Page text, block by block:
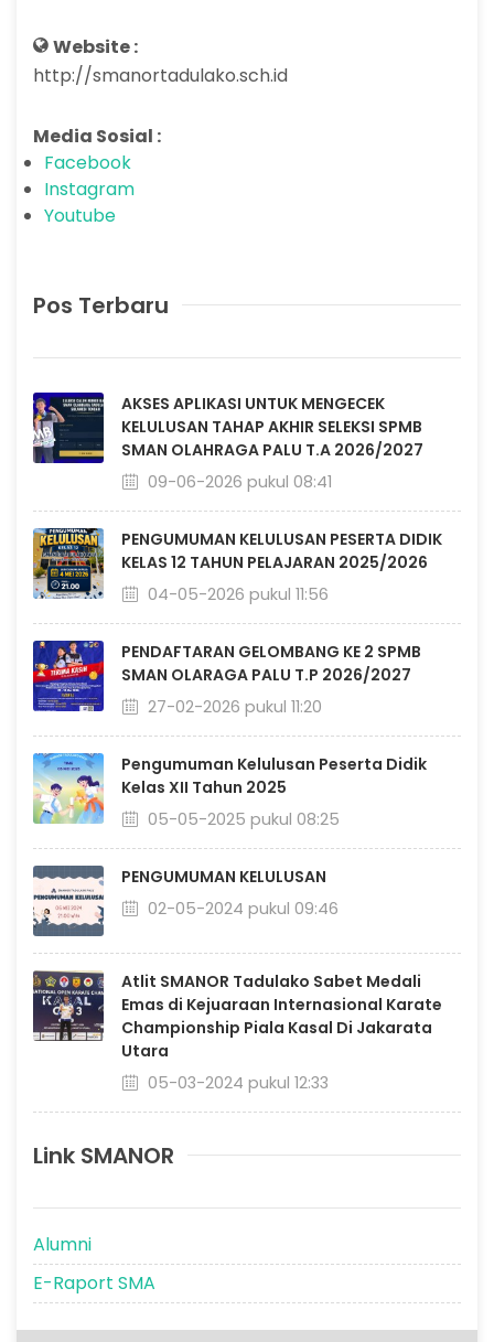
Website :
http://smanortadulako.sch.id
Media Sosial :
Facebook
Instagram
Youtube
Pos Terbaru
AKSES APLIKASI UNTUK MENGECEK
KELULUSAN TAHAP AKHIR SELEKSI SPMB
SMAN OLAHRAGA PALU T.A 2026/2027
09-06-2026 pukul 08:41
PENGUMUMAN KELULUSAN PESERTA DIDIK
KELAS 12 TAHUN PELAJARAN 2025/2026
04-05-2026 pukul 11:56
PENDAFTARAN GELOMBANG KE 2 SPMB
SMAN OLARAGA PALU T.P 2026/2027
27-02-2026 pukul 11:20
Pengumuman Kelulusan Peserta Didik
Kelas XII Tahun 2025
05-05-2025 pukul 08:25
PENGUMUMAN KELULUSAN
02-05-2024 pukul 09:46
Atlit SMANOR Tadulako Sabet Medali
Emas di Kejuaraan Internasional Karate
Championship Piala Kasal Di Jakarata
Utara
05-03-2024 pukul 12:33
Link SMANOR
Alumni
E-Raport SMA